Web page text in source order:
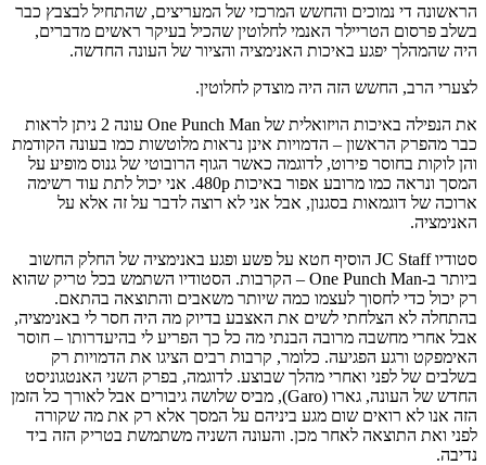
הראשונה די נמוכים והחשש המרכזי של המעריצים, שהתחיל לבצבץ כבר
בשלב פרסום הטריילר האנמי לחלוטין שהכיל בעיקר ראשים מדברים,
היה שהמהלך יפגע באיכות האנימציה והציור של העונה החדשה.
לצערי הרב, החשש הזה היה מוצדק לחלוטין.
את הנפילה באיכות הויזואלית של One Punch Man עונה 2 ניתן לראות
כבר מהפרק הראשון – הדמויות אינן נראות מלוטשות כמו בעונה הקודמת
והן לוקות בחוסר פירוט, לדוגמה כאשר הגוף הרובוטי של גנוס מופיע על
המסך ונראה כמו מרובע אפור באיכות 480p. אני יכול לתת עוד רשימה
ארוכה של דוגמאות בסגנון, אבל אני לא רוצה לדבר על זה אלא על
האנימציה.
סטודיו JC Staff הוסיף חטא על פשע ופגע באנימציה של החלק החשוב
ביותר ב-One Punch Man – הקרבות. הסטודיו השתמש בכל טריק שהוא
רק יכול כדי לחסוך לעצמו כמה שיותר משאבים והתוצאה בהתאם.
בהתחלה לא הצלחתי לשים את האצבע בדיוק מה היה חסר לי באנימציה,
אבל אחרי מחשבה מרובה הבנתי מה כל כך הפריע לי בהיעדרותו – חוסר
האימפקט ורגע הפגיעה. כלומר, קרבות רבים הציגו את הדמויות רק
בשלבים של לפני ואחרי מהלך שבוצע. לדוגמה, בפרק השני האנטגוניסט
החדש של העונה, גארו (Garo), מביס שלושה גיבורים אבל לאורך כל הזמן
הזה אנו לא רואים שום מגע ביניהם על המסך אלא רק את מה שקורה
לפני ואת התוצאה לאחר מכן. והעונה השניה משתמשת בטריק הזה ביד
נדיבה.